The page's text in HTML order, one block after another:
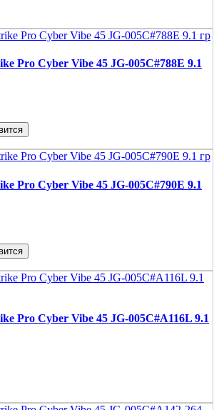
Pro Cyber Vibe 45 JG-005C#788E 9.1
Pro Cyber Vibe 45 JG-005C#790E 9.1
Pro Cyber Vibe 45 JG-005C#A116L 9.1